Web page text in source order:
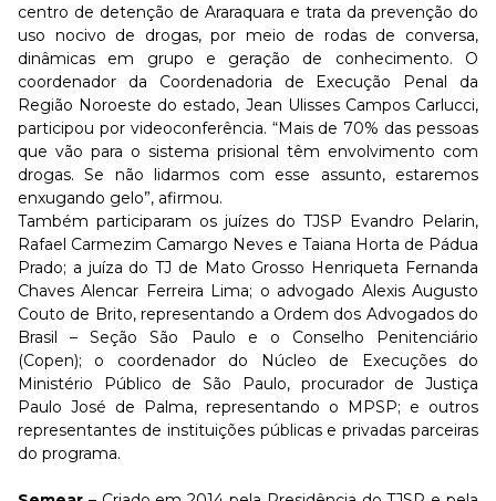
centro de detenção de Araraquara e trata da prevenção do
uso nocivo de drogas, por meio de rodas de conversa,
dinâmicas em grupo e geração de conhecimento. O
coordenador da Coordenadoria de Execução Penal da
Região Noroeste do estado, Jean Ulisses Campos Carlucci,
participou por videoconferência. “Mais de 70% das pessoas
que vão para o sistema prisional têm envolvimento com
drogas. Se não lidarmos com esse assunto, estaremos
enxugando gelo”, afirmou.
Também participaram os juízes do TJSP Evandro Pelarin,
Rafael Carmezim Camargo Neves e Taiana Horta de Pádua
Prado; a juíza do TJ de Mato Grosso Henriqueta Fernanda
Chaves Alencar Ferreira Lima; o advogado Alexis Augusto
Couto de Brito, representando a Ordem dos Advogados do
Brasil – Seção São Paulo e o Conselho Penitenciário
(Copen); o coordenador do Núcleo de Execuções do
Ministério Público de São Paulo, procurador de Justiça
Paulo José de Palma, representando o MPSP; e outros
representantes de instituições públicas e privadas parceiras
do programa.